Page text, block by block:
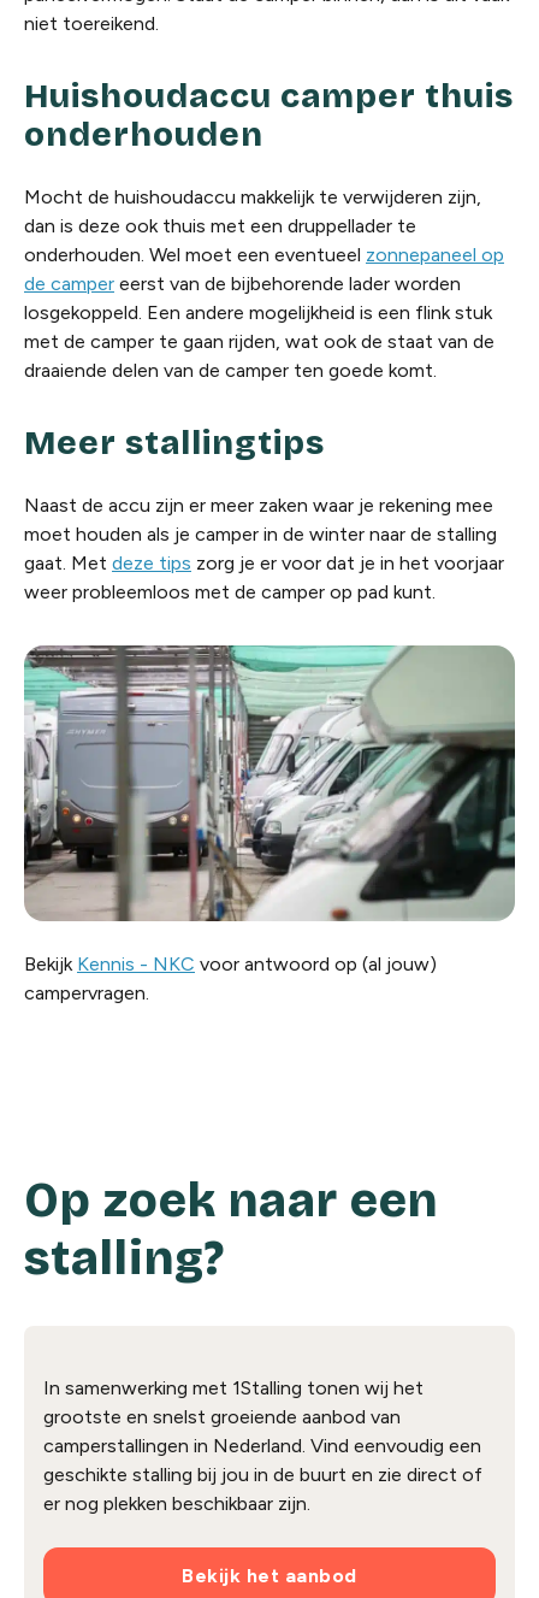
niet toereikend.
Huishoudaccu camper thuis
onderhouden
Mocht de huishoudaccu makkelijk te verwijderen zijn,
dan is deze ook thuis met een druppellader te
onderhouden. Wel moet een eventueel zonnepaneel op
de camper eerst van de bijbehorende lader worden
losgekoppeld. Een andere mogelijkheid is een flink stuk
met de camper te gaan rijden, wat ook de staat van de
draaiende delen van de camper ten goede komt.
Meer stallingtips
Naast de accu zijn er meer zaken waar je rekening mee
moet houden als je camper in de winter naar de stalling
gaat. Met deze tips zorg je er voor dat je in het voorjaar
weer probleemloos met de camper op pad kunt.
Bekijk Kennis - NKC voor antwoord op (al jouw)
campervragen.
Op zoek naar een
stalling?
In samenwerking met 1Stalling tonen wij het
grootste en snelst groeiende aanbod van
camperstallingen in Nederland. Vind eenvoudig een
geschikte stalling bij jou in de buurt en zie direct of
er nog plekken beschikbaar zijn.
Bekijk het aanbod